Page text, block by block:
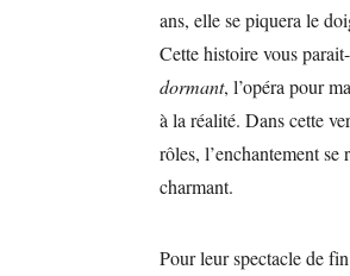
ans, elle se piquera le
Cette histoire vous
dormant, l’opéra pour
à la réalité. Dans cette
rôles, l’enchantement
charmant.
Pour leur spectacle de